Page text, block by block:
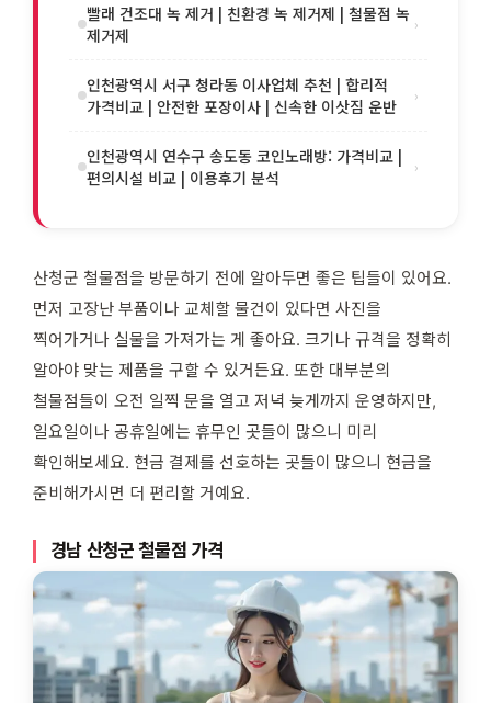
빨래 건조대 녹 제거 | 친환경 녹 제거제 | 철물점 녹
제거제
›
인천광역시 서구 청라동 이사업체 추천 | 합리적
가격비교 | 안전한 포장이사 | 신속한 이삿짐 운반
›
인천광역시 연수구 송도동 코인노래방: 가격비교 |
편의시설 비교 | 이용후기 분석
›
산청군 철물점을 방문하기 전에 알아두면 좋은 팁들이 있어요.
먼저 고장난 부품이나 교체할 물건이 있다면 사진을
찍어가거나 실물을 가져가는 게 좋아요. 크기나 규격을 정확히
알아야 맞는 제품을 구할 수 있거든요. 또한 대부분의
철물점들이 오전 일찍 문을 열고 저녁 늦게까지 운영하지만,
일요일이나 공휴일에는 휴무인 곳들이 많으니 미리
확인해보세요. 현금 결제를 선호하는 곳들이 많으니 현금을
준비해가시면 더 편리할 거예요.
경남 산청군 철물점 가격